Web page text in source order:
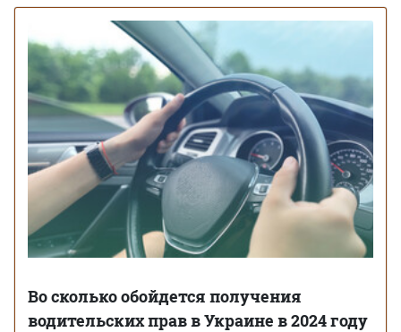
Во сколько обойдется получения
водительских прав в Украине в 2024 году